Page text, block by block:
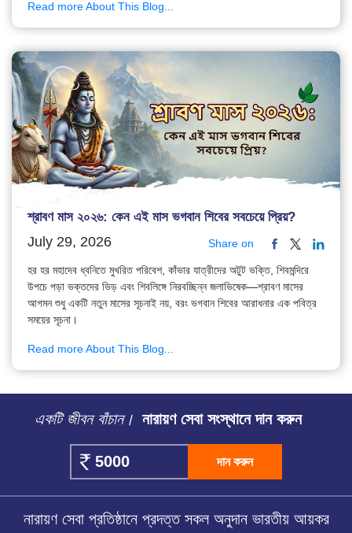
Read more About This Blog...
শ্রাবণ মাস ২০২৬: কেন এই মাস ভগবান শিবের সবচেয়ে প্রিয়?
July 29, 2026 Share on
হর হর মহাদেব ধ্বনিতে মুখরিত পরিবেশ, কাঁভার যাত্রীদের অটুট ভক্তি, শিবমন্দিরে
উপচে পড়া ভক্তদের ভিড় এবং শিবলিঙ্গে নিরবচ্ছিন্ন জলাভিষেক—শ্রাবণ মাসের
আগমন শুধু একটি নতুন মাসের সূচনাই নয়, বরং ভগবান শিবের আরাধনার এক পবিত্র
সময়ের সূচনা।
Read more About This Blog...
একটি জীবন বাঁচান। নারায়ণ সেবা সংস্থানে দান করুন
দান করুন
নারায়ণ সেবা প্রতিষ্ঠানে প্রদত্ত সকল অনুদান ভারতীয় আয়কর